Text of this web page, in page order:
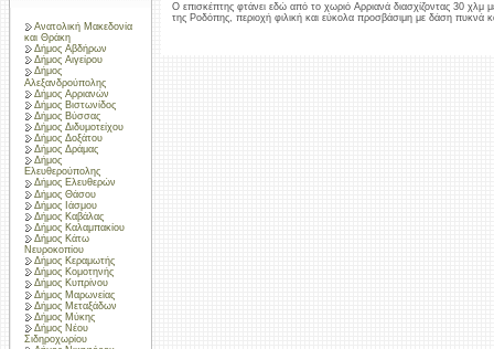
Ανατολική Μακεδονία
και Θράκη
Δήμος Αβδήρων
Δήμος Αιγείρου
Δήμος
Αλεξανδρούπολης
Δήμος Αρριανών
Δήμος Βιστωνίδος
Δήμος Βύσσας
Δήμος Διδυμοτείχου
Δήμος Δοξάτου
Δήμος Δράμας
Δήμος
Ελευθερούπολης
Δήμος Ελευθερών
Δήμος Θάσου
Δήμος Ιάσμου
Δήμος Καβάλας
Δήμος Καλαμπακίου
Δήμος Κάτω
Νευροκοπίου
Δήμος Κεραμωτής
Δήμος Κομοτηνής
Δήμος Κυπρίνου
Δήμος Μαρωνείας
Δήμος Μεταξάδων
Δήμος Μύκης
Δήμος Νέου
Σιδηροχωρίου
Ο επισκέπτης φτάνει εδώ από το χωριό Αρριανά διασχίζοντας 30 χλμ
της Ροδόπης, περιοχή φιλική και εύκολα προσβάσιμη με δάση πυκνά